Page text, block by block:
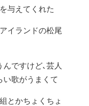
与えてくれた
イランドの松尾
ですけど､芸人
い歌がうまくて
とかちょくちょ